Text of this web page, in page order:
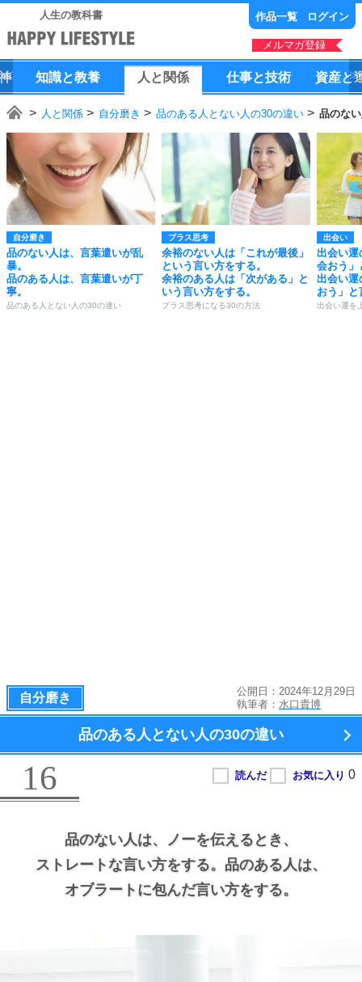
人生の教科書 作品一覧 ログイン
メルマガ登録
知識と教養 人 と 関係 仕事と技術 資産と
人と関係 自分磨き 品のある人とない人の30の違い 品のな
自分磨き
品のない人は、言葉遣いが乱
暴。
品のある人は、言葉遣いが丁
寧。
品のある人とない人の30の違い
プラス思考
余裕のない人は「これが最後」
という言い方をする。
余裕のある人は「次がある」と
いう言い方をする。
プラス思考になる30の方法
出会い
出会い運
会おう」
出会い運
おう」と
出会い運を
自分磨き
公開日：2024年12月29日
執筆者： 水口貴博
品のある人とない人の30の違い
16
品のない人は、 ノーを伝えるとき、
ストレートな言い方をする。 品のある人は、
オブラートに包んだ言い方をする。